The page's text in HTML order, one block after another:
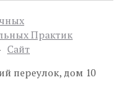
Практик
Сайт
переулок, дом 10